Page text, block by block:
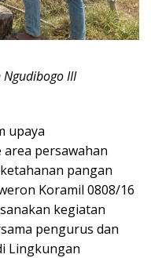
III
upaya
persawahan
pangan
Koramil 0808/16
kegiatan
pengurus dan
Lingkungan